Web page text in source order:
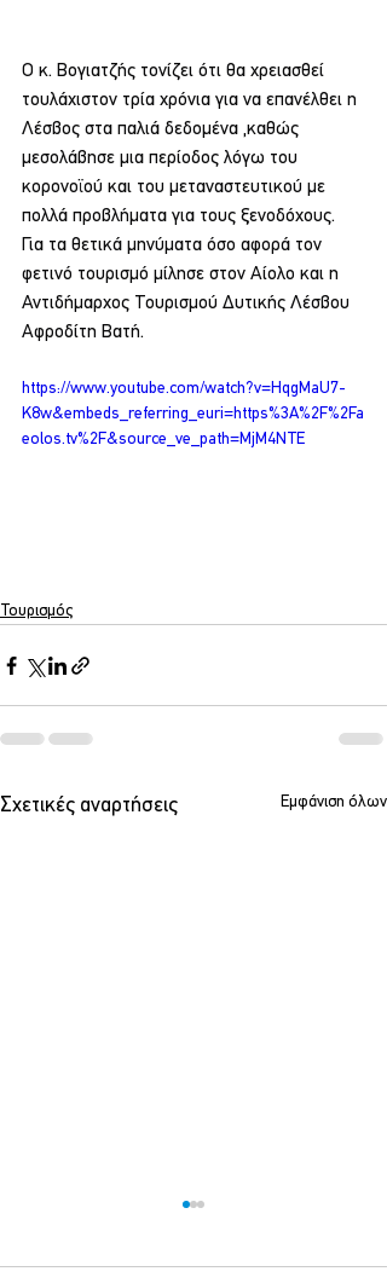
Ο κ. Βογιατζής τονίζει ότι θα χρειασθεί
τουλάχιστον τρία χρόνια για να επανέλθει η
Λέσβος στα παλιά δεδομένα ,καθώς
μεσολάβησε μια περίοδος λόγω του
κορονοϊού και του μεταναστευτικού με
πολλά προβλήματα για τους ξενοδόχους.
Για τα θετικά μηνύματα όσο αφορά τον
φετινό τουρισμό μίλησε στον Αίολο και η
Αντιδήμαρχος Τουρισμού Δυτικής Λέσβου
Αφροδίτη Βατή.
https://www.youtube.com/watch?v=HqgMaU7-
K8w&embeds_referring_euri=https%3A%2F%2Fa
eolos.tv%2F&source_ve_path=MjM4NTE
Τουρισμός
Σχετικές αναρτήσεις Εμφάνιση όλων